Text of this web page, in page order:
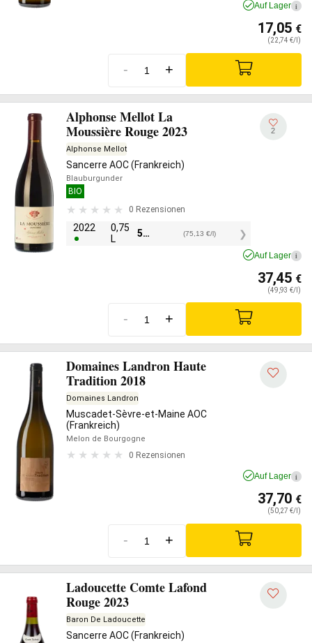
Auf Lager i
17,05 €
(22,74 €/l)
- +
Alphonse Mellot La
Moussière Rouge 2023
Alphonse Mellot
Sancerre AOC (Frankreich)
Blauburgunder
BIO
0 Rezensionen
2022
0,75
L
56,35 (75,13 €/l)
2
Auf Lager i
37,45 €
(49,93 €/l)
- +
Domaines Landron Haute
Tradition 2018
Domaines Landron
Muscadet-Sèvre-et-Maine AOC
(Frankreich)
Melon de Bourgogne
0 Rezensionen
Auf Lager i
37,70 €
(50,27 €/l)
- +
Ladoucette Comte Lafond
Rouge 2023
Baron De Ladoucette
Sancerre AOC (Frankreich)